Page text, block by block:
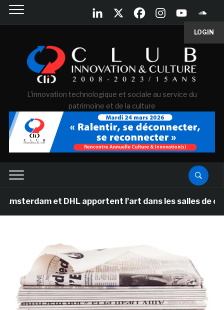
LOGIN
L'innovation technologique et sociale au service du
patrimoine et de la culture
et DHL apportent l’art dans les salles de classe